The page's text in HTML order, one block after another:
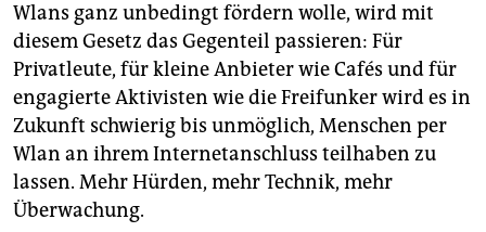
Wlans ganz unbedingt fördern wolle, wird mit
diesem Gesetz das Gegenteil passieren: Für
Privatleute, für kleine Anbieter wie Cafés und für
engagierte Aktivisten wie die Freifunker wird es in
Zukunft schwierig bis unmöglich, Menschen per
Wlan an ihrem Internetanschluss teilhaben zu
lassen. Mehr Hürden, mehr Technik, mehr
Überwachung.